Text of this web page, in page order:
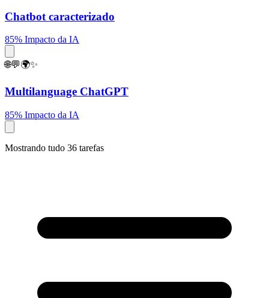
Chatbot caracterizado
85% Impacto da IA
🌐💬🌍✨
Multilanguage ChatGPT
85% Impacto da IA
Mostrando tudo 36 tarefas